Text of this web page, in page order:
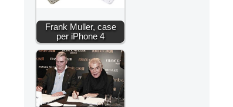
Frank Muller, case
per iPhone 4